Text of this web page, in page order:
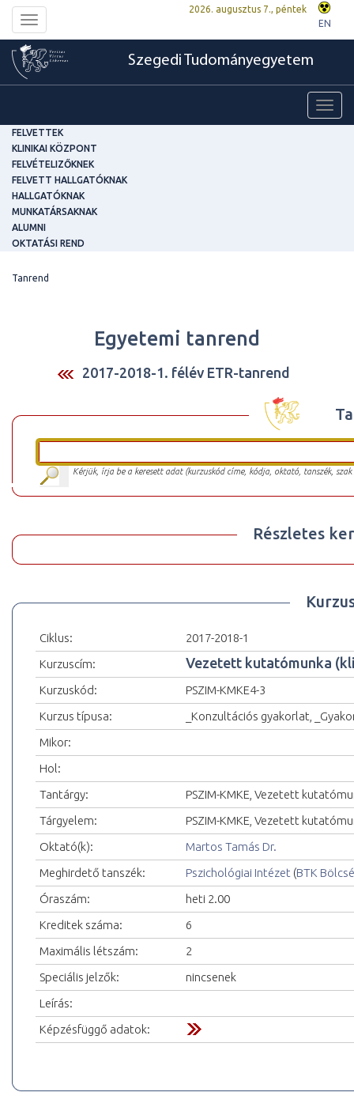
Toggle
navigation
2026. augusztus 7., péntek
EN
Szegedi Tudományegyetem
FELVETTEK
KLINIKAI KÖZPONT
FELVÉTELIZŐKNEK
FELVETT HALLGATÓKNAK
HALLGATÓKNAK
MUNKATÁRSAKNAK
ALUMNI
OKTATÁSI REND
Tanrend
Egyetemi tanrend
2017-2018-1. félév ETR-tanrend
Kérjük, írja be a keresett adat (kurzuskód címe, kódja, oktató, tanszék,
Részletes
Ciklus:
2017-2018-1
Kurzuscím:
Vezetett kutatómunka
Kurzuskód:
PSZIM-KMKE4-3
Kurzus típusa:
_Konzultációs gyakorlat,
Mikor:
Hol:
Tantárgy:
PSZIM-KMKE, Vezetett
Tárgyelem:
PSZIM-KMKE, Vezetett
Oktató(k):
Martos Tamás Dr.
Meghirdető tanszék:
Pszichológiai Intézet (BTK
Óraszám:
heti 2.00
Kreditek száma:
6
Maximális létszám:
2
Speciális jelzők:
nincsenek
Leírás:
Képzésfüggő adatok: